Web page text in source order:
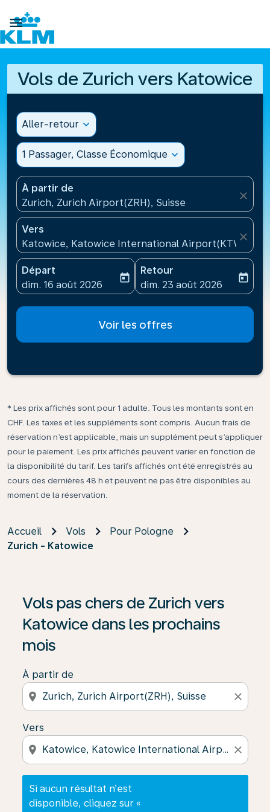

Vols de Zurich vers Katowice
Aller-retour expand_more
1 Passager, Classe Économique expand_more
À partir de
Zurich, Zurich Airport(ZRH), Suisse
close
Vers
Katowice, Katowice International Airport(KTW),
close
Départ
fc-booking-departure-date-aria-label
dim. 16 août 2026
today
Retour
fc-booking-return-date-
dim. 23 août 2026
today
Voir les offres
* Les prix affichés sont pour 1 adulte. Tous les montants sont en
CHF. Les taxes et les suppléments sont compris. Aucun frais de
réservation n’est applicable, mais un supplément peut s’appliquer
pour le paiement. Les prix affichés peuvent varier en fonction de
la disponibilité du tarif. Les tarifs affichés ont été enregistrés au
cours des dernières 48 h et peuvent ne pas être disponibles au
moment de la réservation.
Accueil Vols
Pour Pologne
Zurich - Katowice
Vols pas chers de Zurich vers
Katowice dans les prochains
mois
À partir de
location_on close
Vers
location_on close
Si aucun résultat n’est
disponible, cliquez sur «
Si aucun résultat n’est disponible, cliquez sur «